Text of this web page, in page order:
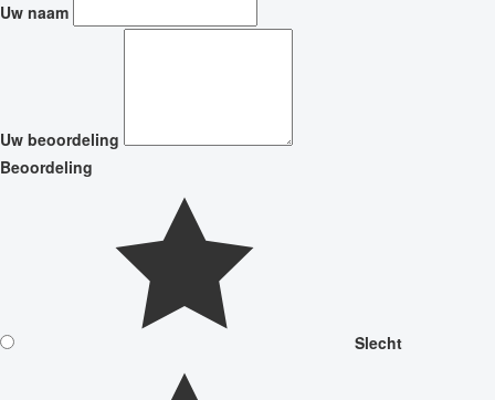
Uw naam
Uw beoordeling
Beoordeling
Slecht